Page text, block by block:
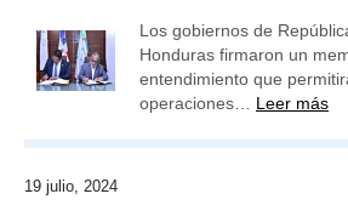
Los gobiernos de
Honduras firmaron un
entendimiento que
operaciones… Leer más
19 julio, 2024